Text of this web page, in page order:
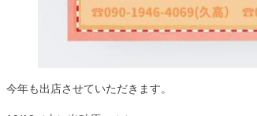
今年も出店させていただきます。